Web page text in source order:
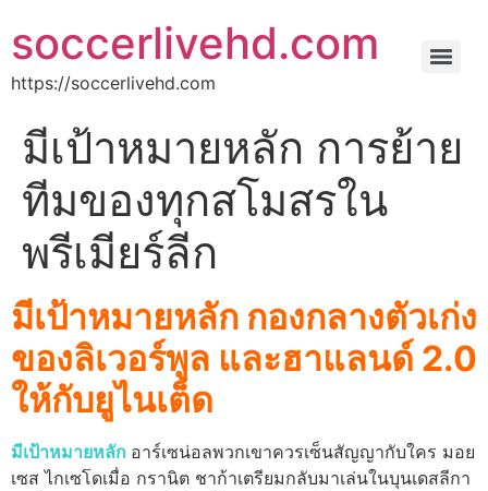
soccerlivehd.com
https://soccerlivehd.com
มีเป้าหมายหลัก การย้าย
ทีมของทุกสโมสรใน
พรีเมียร์ลีก
มีเป้าหมายหลัก กองกลางตัวเก่ง
ของลิเวอร์พูล และฮาแลนด์ 2.0
ให้กับยูไนเต็ด
มีเป้าหมายหลัก อาร์เซน่อลพวกเขาควรเซ็นสัญญากับใคร มอย
เซส ไกเซโดเมื่อ กรานิต ชาก้าเตรียมกลับมาเล่นในบุนเดสลีกา